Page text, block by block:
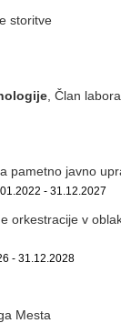
storitve
, Član
pametno javno
- 31.12.2027
orkestracije v
- 31.12.2028
Mesta